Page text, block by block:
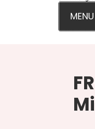
MENU